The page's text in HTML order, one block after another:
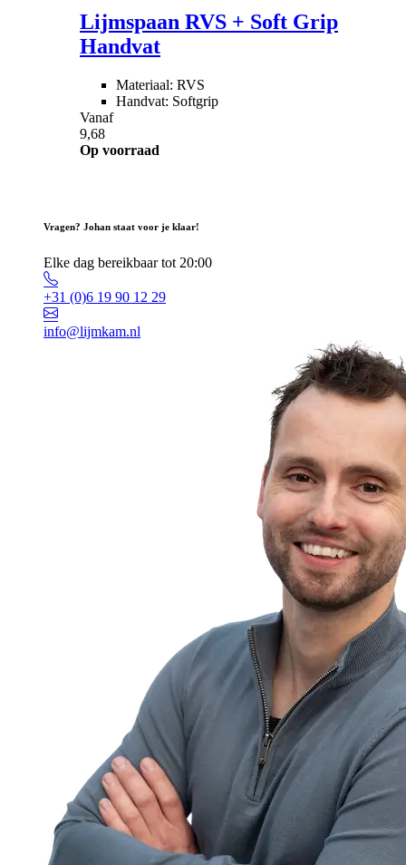
Lijmspaan RVS + Soft Grip
Handvat
Materiaal: RVS
Handvat: Softgrip
Vanaf
9,68
Op voorraad
Vragen? Johan staat voor je klaar!
Elke dag bereikbaar tot 20:00
+31 (0)6 19 90 12 29
info@lijmkam.nl